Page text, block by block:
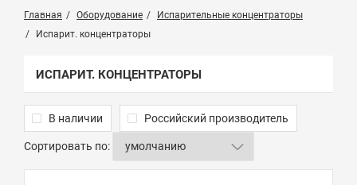
Главная Оборудование
Испарительные концентраторы
Испарит. концентраторы
ИСПАРИТ. КОНЦЕНТРАТОРЫ
В наличии Российский производитель
Сортировать по: